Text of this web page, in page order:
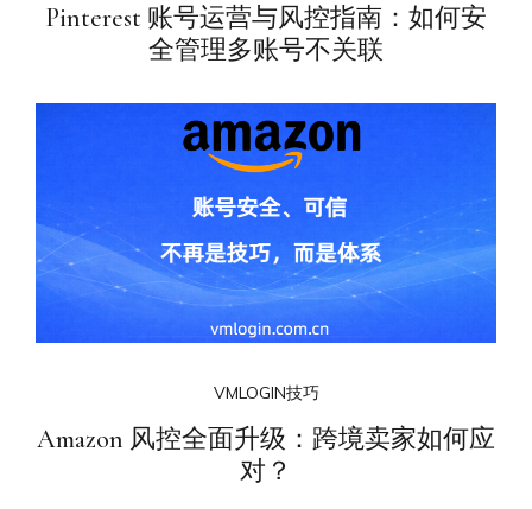
Pinterest 账号运营与风控指南：如何安
全管理多账号不关联
VMLOGIN技巧
Amazon 风控全面升级：跨境卖家如何应
对？